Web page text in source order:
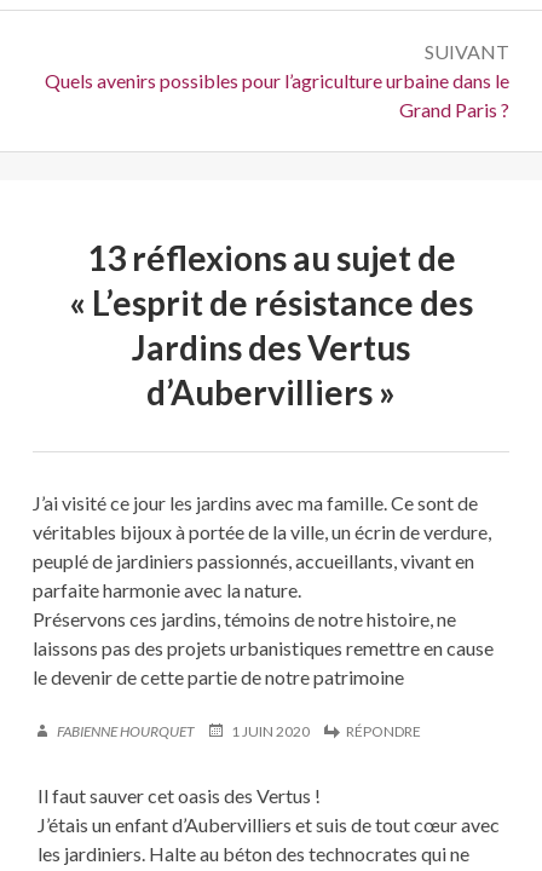
SUIVANT
Suivant :
Quels avenirs possibles pour l’agriculture urbaine dans le
Grand Paris ?
13 réflexions au sujet de
« L’esprit de résistance des
Jardins des Vertus
d’Aubervilliers »
J’ai visité ce jour les jardins avec ma famille. Ce sont de
véritables bijoux à portée de la ville, un écrin de verdure,
peuplé de jardiniers passionnés, accueillants, vivant en
parfaite harmonie avec la nature.
Préservons ces jardins, témoins de notre histoire, ne
laissons pas des projets urbanistiques remettre en cause
le devenir de cette partie de notre patrimoine
FABIENNE HOURQUET 1 JUIN 2020 RÉPONDRE
Il faut sauver cet oasis des Vertus !
J’étais un enfant d’Aubervilliers et suis de tout cœur avec
les jardiniers. Halte au béton des technocrates qui ne